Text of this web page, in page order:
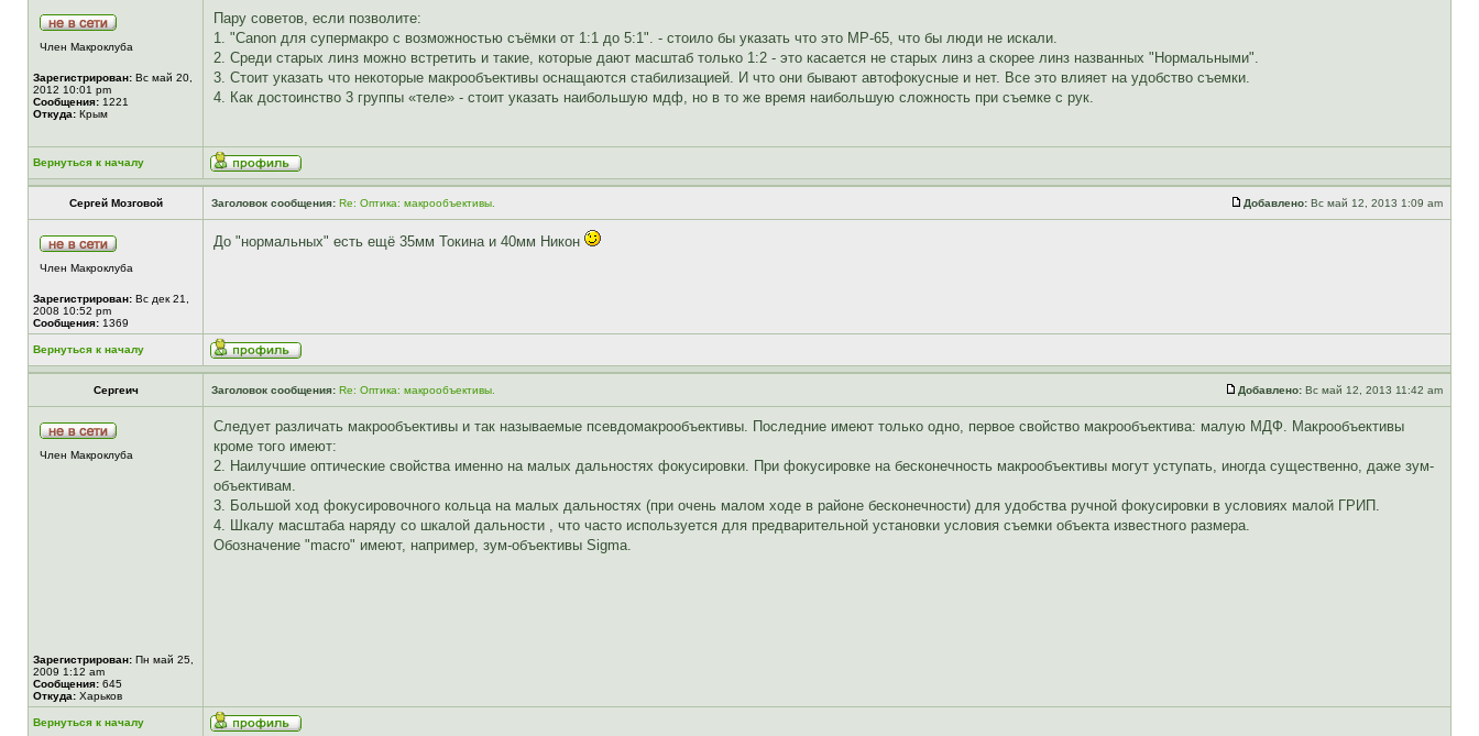
Член Макроклуба
Зарегистрирован: Вс май 20,
2012 10:01 pm
Сообщения: 1221
Откуда: Крым
Пару советов, если позволите:
1. "Canon для супермакро с возможностью съёмки от 1:1 до 5:1". - стоило бы указать что это MP-65, что бы люди не искали.
2. Среди старых линз можно встретить и такие, которые дают масштаб только 1:2 - это касается не старых линз а скорее линз названных "Нормальными".
3. Стоит указать что некоторые макрообъективы оснащаются стабилизацией. И что они бывают автофокусные и нет. Все это влияет на удобство съемки.
4. Как достоинство 3 группы «теле» - стоит указать наибольшую мдф, но в то же время наибольшую сложность при съемке с рук.
Вернуться к началу
Сергей Мозговой Заголовок сообщения: Re: Оптика: макрообъективы. Добавлено: Вс май 12, 2013 1:09 am
Член Макроклуба
Зарегистрирован: Вс дек 21,
2008 10:52 pm
Сообщения: 1369
До "нормальных" есть ещё 35мм Токина и 40мм Никон
Вернуться к началу
Сергеич Заголовок сообщения: Re: Оптика: макрообъективы. Добавлено: Вс май 12, 2013 11:42 am
Член Макроклуба
Зарегистрирован: Пн май 25,
2009 1:12 am
Сообщения: 645
Откуда: Харьков
Следует различать макрообъективы и так называемые псевдомакрообъективы. Последние имеют только одно, первое свойство макрообъектива: малую МДФ. Макрообъективы
кроме того имеют:
2. Наилучшие оптические свойства именно на малых дальностях фокусировки. При фокусировке на бесконечность макрообъективы могут уступать, иногда существенно, даже зум-
объективам.
3. Большой ход фокусировочного кольца на малых дальностях (при очень малом ходе в районе бесконечности) для удобства ручной фокусировки в условиях малой ГРИП.
4. Шкалу масштаба наряду со шкалой дальности , что часто используется для предварительной установки условия съемки объекта известного размера.
Обозначение "macro" имеют, например, зум-объективы Sigma.
Вернуться к началу